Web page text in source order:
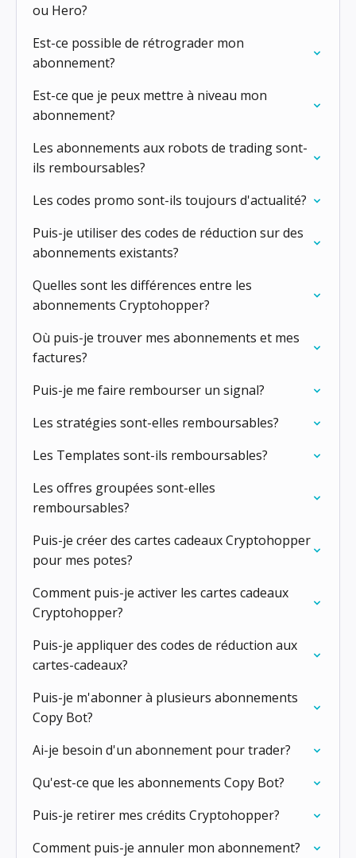
ou Hero?
Est-ce possible de rétrograder mon
abonnement?
Est-ce que je peux mettre à niveau mon
abonnement?
Les abonnements aux robots de trading sont-
ils remboursables?
Les codes promo sont-ils toujours d'actualité?
Puis-je utiliser des codes de réduction sur des
abonnements existants?
Quelles sont les différences entre les
abonnements Cryptohopper?
Où puis-je trouver mes abonnements et mes
factures?
Puis-je me faire rembourser un signal?
Les stratégies sont-elles remboursables?
Les Templates sont-ils remboursables?
Les offres groupées sont-elles
remboursables?
Puis-je créer des cartes cadeaux Cryptohopper
pour mes potes?
Comment puis-je activer les cartes cadeaux
Cryptohopper?
Puis-je appliquer des codes de réduction aux
cartes-cadeaux?
Puis-je m'abonner à plusieurs abonnements
Copy Bot?
Ai-je besoin d'un abonnement pour trader?
Qu'est-ce que les abonnements Copy Bot?
Puis-je retirer mes crédits Cryptohopper?
Comment puis-je annuler mon abonnement?